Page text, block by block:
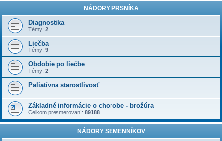
NÁDORY PRSNÍKA
Diagnostika
Témy: 2
Liečba
Témy: 9
Obdobie po liečbe
Témy: 2
Paliatívna starostlivosť
Základné informácie o chorobe - brožúra
Celkom presmerovaní: 89188
NÁDORY SEMENNÍKOV